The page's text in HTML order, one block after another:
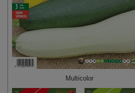
Multicolor